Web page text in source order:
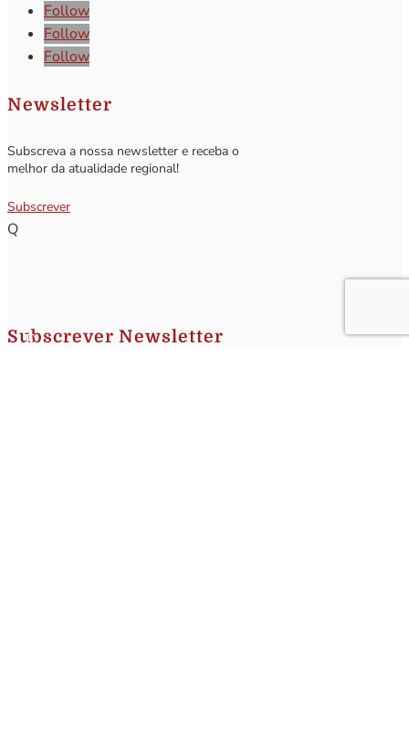
Follow
Follow
Follow
Newsletter
Subscreva a nossa newsletter e receba o
melhor da atualidade regional!
Subscrever
Q
Subscrever Newsletter